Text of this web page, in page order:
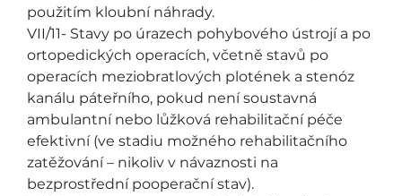
použitím kloubní náhrady.
VII/11- Stavy po úrazech pohybového ústrojí a po
ortopedických operacích, včetně stavů po
operacích meziobratlových plotének a stenóz
kanálu páteřního, pokud není soustavná
ambulantní nebo lůžková rehabilitační péče
efektivní (ve stadiu možného rehabilitačního
zatěžování – nikoliv v návaznosti na
bezprostřední pooperační stav).